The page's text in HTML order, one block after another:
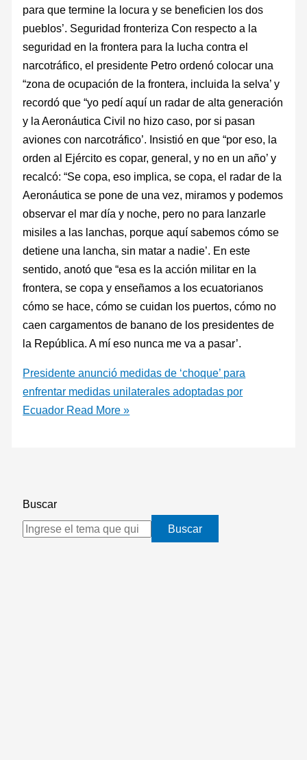
para que termine la locura y se beneficien los dos
pueblos’. Seguridad fronteriza Con respecto a la
seguridad en la frontera para la lucha contra el
narcotráfico, el presidente Petro ordenó colocar una
“zona de ocupación de la frontera, incluida la selva’ y
recordó que “yo pedí aquí un radar de alta generación
y la Aeronáutica Civil no hizo caso, por si pasan
aviones con narcotráfico’. Insistió en que “por eso, la
orden al Ejército es copar, general, y no en un año’ y
recalcó: “Se copa, eso implica, se copa, el radar de la
Aeronáutica se pone de una vez, miramos y podemos
observar el mar día y noche, pero no para lanzarle
misiles a las lanchas, porque aquí sabemos cómo se
detiene una lancha, sin matar a nadie’. En este
sentido, anotó que “esa es la acción militar en la
frontera, se copa y enseñamos a los ecuatorianos
cómo se hace, cómo se cuidan los puertos, cómo no
caen cargamentos de banano de los presidentes de
la República. A mí eso nunca me va a pasar’.
Presidente anunció medidas de ‘choque’ para
enfrentar medidas unilaterales adoptadas por
Ecuador Read More »
Buscar
Buscar